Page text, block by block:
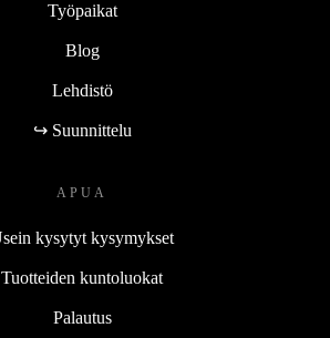
Työpaikat
Blog
Lehdistö
↪ Suunnittelu
APUA
kysytyt kysymykset
Tuotteiden kuntoluokat
Palautus